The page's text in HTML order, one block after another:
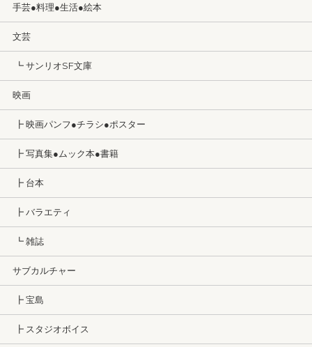
手芸●料理●生活●絵本
文芸
┗ サンリオSF文庫
映画
┣ 映画パンフ●チラシ●ポスター
┣ 写真集●ムック本●書籍
┣ 台本
┣ バラエティ
┗ 雑誌
サブカルチャー
┣ 宝島
┣ スタジオボイス